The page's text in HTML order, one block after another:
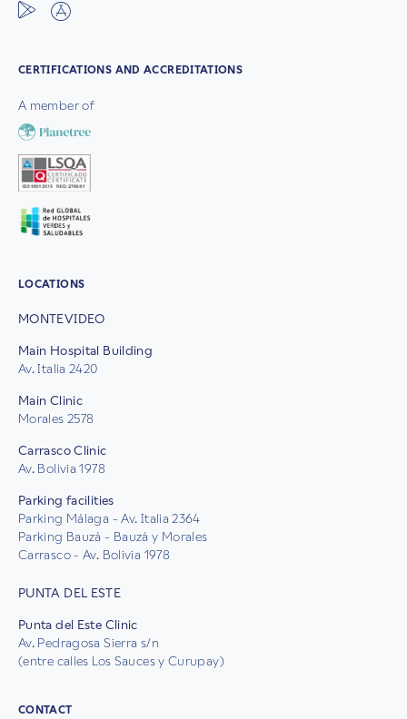
CERTIFICATIONS AND ACCREDITATIONS
A member of
LOCATIONS
MONTEVIDEO
Main Hospital Building
Av. Italia 2420
Main Clinic
Morales 2578
Carrasco Clinic
Av. Bolivia 1978
Parking facilities
Parking Málaga - Av. Italia 2364
Parking Bauzá - Bauzá y Morales
Carrasco - Av. Bolivia 1978
PUNTA DEL ESTE
Punta del Este Clinic
Av. Pedragosa Sierra s/n
(entre calles Los Sauces y Curupay)
CONTACT